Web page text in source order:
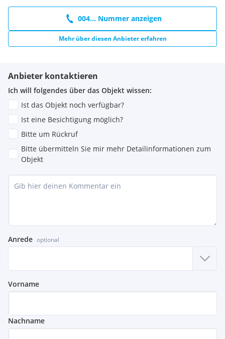
004... Nummer anzeigen
Mehr über diesen Anbieter erfahren
Anbieter kontaktieren
Ich will folgendes über das Objekt wissen:
Ist das Objekt noch verfügbar?
Ist eine Besichtigung möglich?
Bitte um Rückruf
Bitte übermitteln Sie mir mehr Detailinformationen zum
Objekt
Anrede optional
Vorname
Nachname